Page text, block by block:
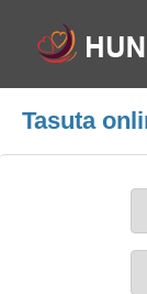
Tasuta